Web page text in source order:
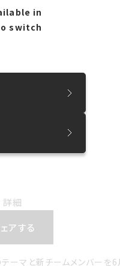
in
switch
6月20日(金)には、
を開催。ディレクターチ
SIAF2027のコンセプト
み出すアイデアや構想を
ます。さまざまな立場の
ページをご確認くださ
詳細
アする
ーマと新チームメンバーを